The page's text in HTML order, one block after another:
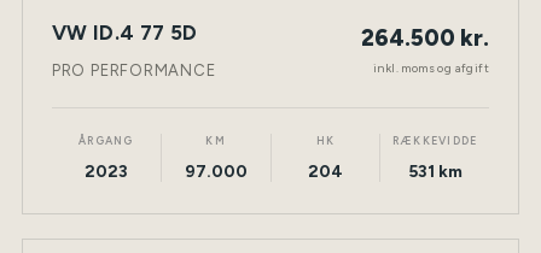
NY BIL ELEKTRISK TØNDER
VW ID.4 77 5D
PRO PERFORMANCE
264.500 kr.
inkl. moms og afgift
ÅRGANG
2023
KM
97.000
HK
204
RÆKKEVIDDE
531 km